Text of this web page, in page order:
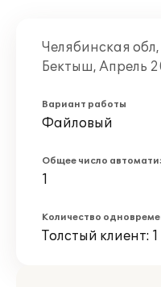
Челябинская
Бектыш, Апрель
Вариант работы
Файловый
Общее число
1
Количество
Толстый клиент: 1